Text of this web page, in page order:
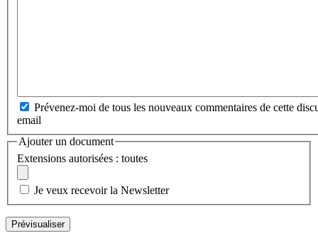
Prévenez-moi de tous les nouveaux commentaires de cette
email
Ajouter un document
Extensions autorisées : toutes
Je veux recevoir la Newsletter